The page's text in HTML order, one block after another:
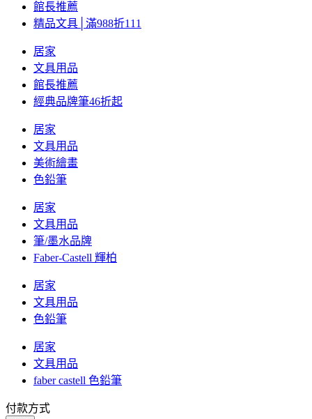
館長推薦
精品文具│滿988折111
居家
文具用品
館長推薦
經典品牌筆46折起
居家
文具用品
美術繪畫
色鉛筆
居家
文具用品
筆/墨水品牌
Faber-Castell 輝柏
居家
文具用品
色鉛筆
居家
文具用品
faber castell 色鉛筆
付款方式